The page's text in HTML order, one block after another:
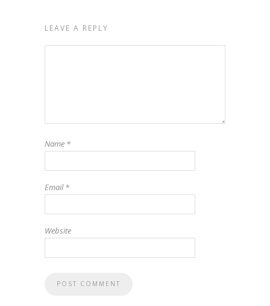
LEAVE A REPLY
Name *
Email*
Website